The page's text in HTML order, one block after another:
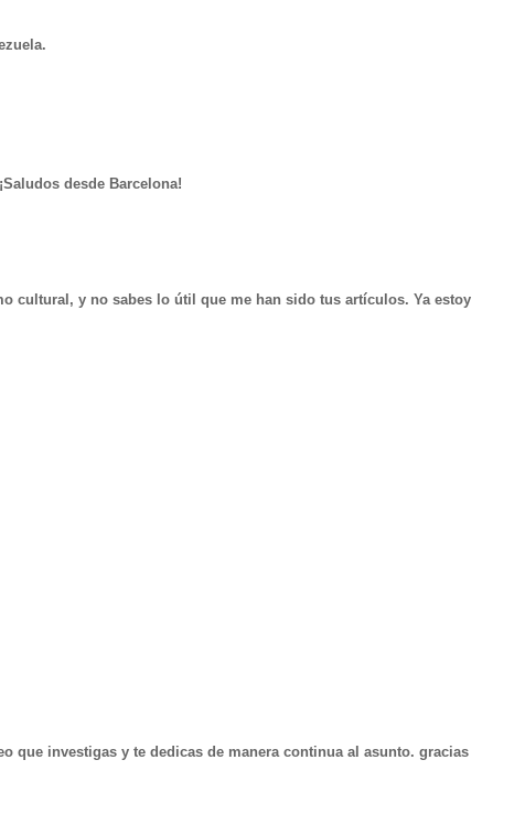
desde Barcelona!
cultural, y no sabes lo útil que me han sido tus artículos. Ya estoy
que investigas y te dedicas de manera continua al asunto. gracias